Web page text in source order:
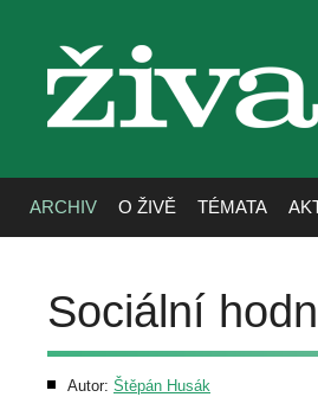
živa
ARCHIV O ŽIVĚ TÉMATA
Sociální
Autor: Štěpán Husák